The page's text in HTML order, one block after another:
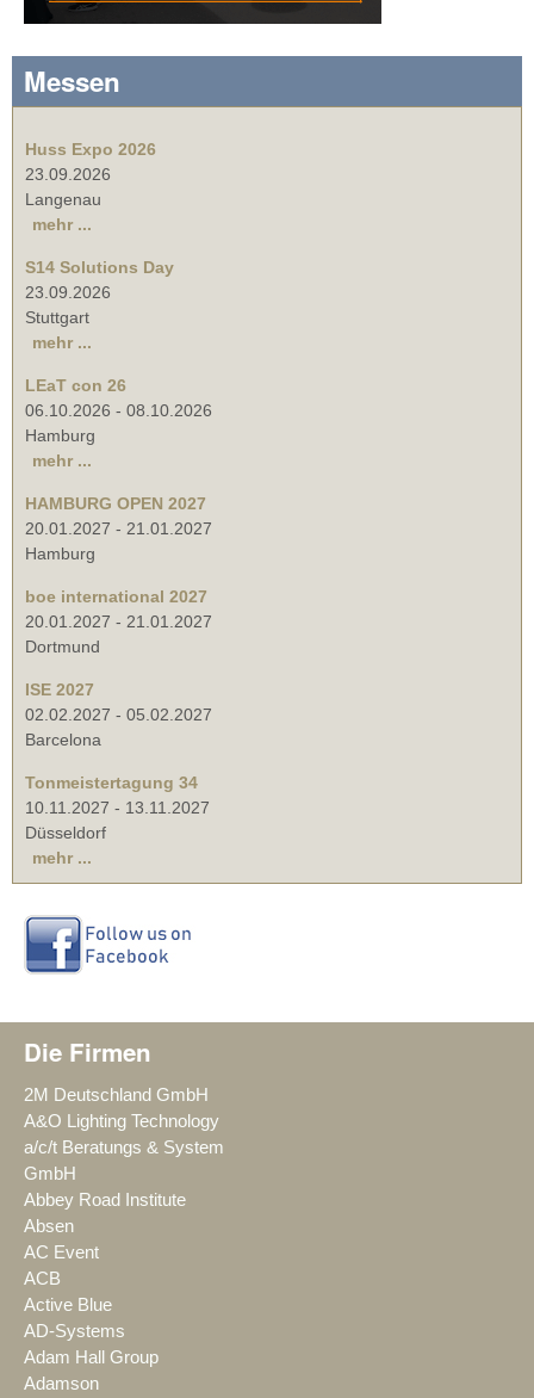
Messen
Huss Expo 2026
23.09.2026
Langenau
mehr ...
S14 Solutions Day
23.09.2026
Stuttgart
mehr ...
LEaT con 26
06.10.2026 - 08.10.2026
Hamburg
mehr ...
HAMBURG OPEN 2027
20.01.2027 - 21.01.2027
Hamburg
boe international 2027
20.01.2027 - 21.01.2027
Dortmund
ISE 2027
02.02.2027 - 05.02.2027
Barcelona
Tonmeistertagung 34
10.11.2027 - 13.11.2027
Düsseldorf
mehr ...
Die Firmen
2M Deutschland GmbH
A&O Lighting Technology
a/c/t Beratungs & System
GmbH
Abbey Road Institute
Absen
AC Event
ACB
Active Blue
AD-Systems
Adam Hall Group
Adamson